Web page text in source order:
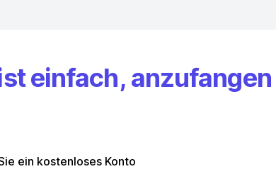
einfach, anzufangen
ein kostenloses Konto